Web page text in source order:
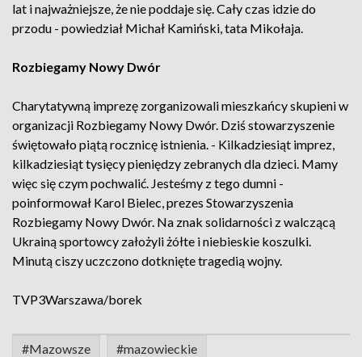
lat i najważniejsze, że nie poddaje się. Cały czas idzie do
przodu - powiedział Michał Kamiński, tata Mikołaja.
Rozbiegamy Nowy Dwór
Charytatywną imprezę zorganizowali mieszkańcy skupieni w
organizacji Rozbiegamy Nowy Dwór. Dziś stowarzyszenie
świętowało piątą rocznicę istnienia. - Kilkadziesiąt imprez,
kilkadziesiąt tysięcy pieniędzy zebranych dla dzieci. Mamy
więc się czym pochwalić. Jesteśmy z tego dumni -
poinformował Karol Bielec, prezes Stowarzyszenia
Rozbiegamy Nowy Dwór. Na znak solidarności z walczącą
Ukrainą sportowcy założyli żółte i niebieskie koszulki.
Minutą ciszy uczczono dotknięte tragedią wojny.
TVP3Warszawa/borek
#Mazowsze #mazowieckie